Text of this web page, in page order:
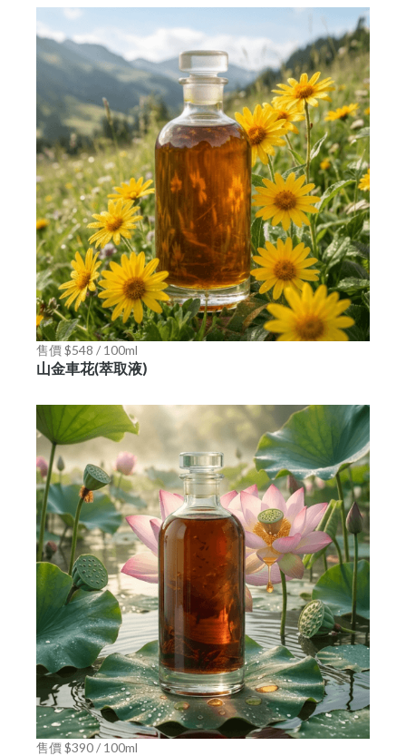
售價 $548 / 100ml
山金車花(萃取液)
售價 $390 / 100ml